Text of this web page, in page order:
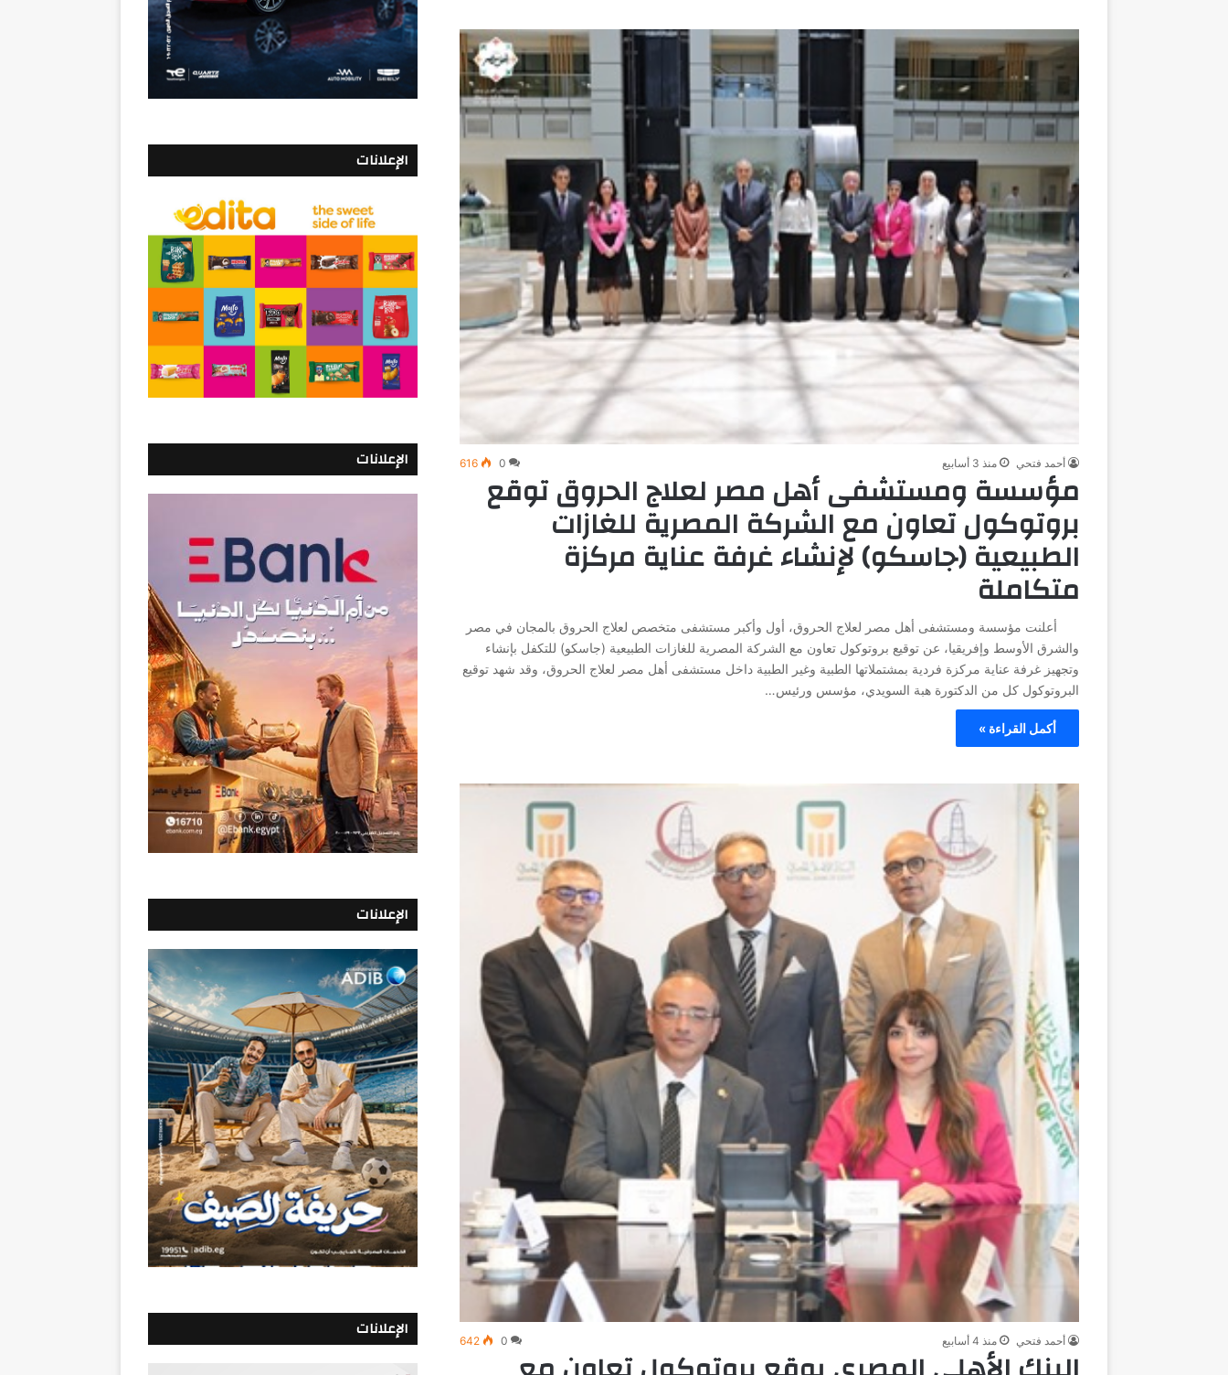
أحمد فتحي منذ 3 أسابيع 0
616
مؤسسة ومستشفى أهل مصر لعلاج الحروق توقع
بروتوكول تعاون مع الشركة المصرية للغازات
الطبيعية (جاسكو) لإنشاء غرفة عناية مركزة
متكاملة
أعلنت مؤسسة ومستشفى أهل مصر لعلاج الحروق، أول وأكبر مستشفى متخصص لعلاج الحروق بالمجان في مصر
والشرق الأوسط وإفريقيا، عن توقيع بروتوكول تعاون مع الشركة المصرية للغازات الطبيعية (جاسكو) للتكفل بإنشاء
وتجهيز غرفة عناية مركزة فردية بمشتملاتها الطبية وغير الطبية داخل مستشفى أهل مصر لعلاج الحروق، وقد شهد توقيع
البروتوكول كل من الدكتورة هبة السويدي، مؤسس ورئيس…
أكمل القراءة »
أحمد فتحي منذ 4 أسابيع 0
642
الإعلانات
الإعلانات
الإعلانات
الإعلانات